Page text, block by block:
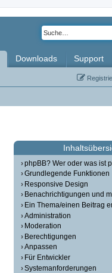
Downloads Support
phpBB? Wer oder was ist
Grundlegende Funktionen
Responsive Design
Benachrichtigungen und
Ein Thema/einen Beitrag
Administration
Moderation
Berechtigungen
Anpassen
Für Entwickler
Systemanforderungen